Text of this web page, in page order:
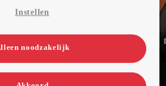
programma
programma
Instellen
noodzakelijk